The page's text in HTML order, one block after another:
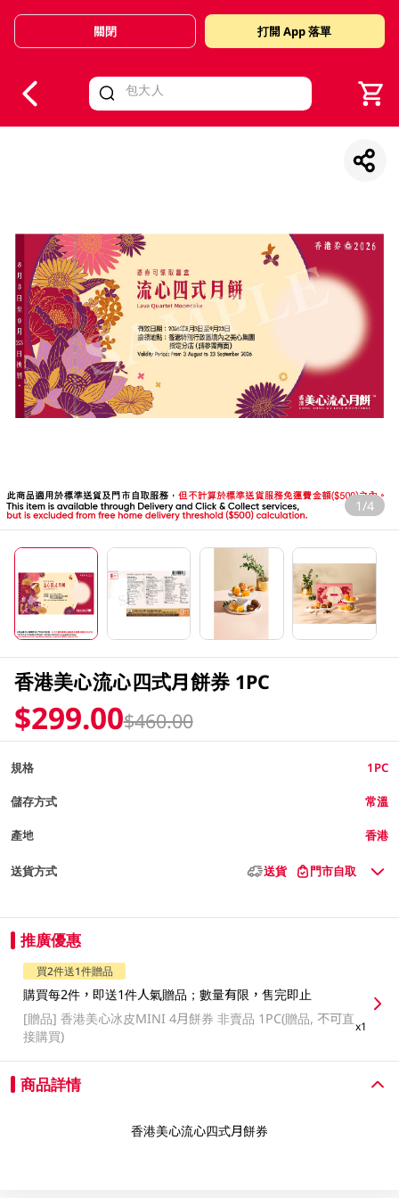
Valid Until 30 June 2026
關閉 打開 App 落單
1/4
香港美心流心四式月餅券 1PC
$299.00$460.00
規格 1PC
儲存方式 常溫
產地 香港
送貨方式 送貨 門市自取
推廣優惠
買2件送1件贈品
購買每2件，即送1件人氣贈品；數量有限，售完即止
[贈品]香港美心冰皮MINI 4月餅券 非賣品 1PC(贈品, 不可直
接購買)
x1
商品詳情
香港美心流心四式月餅券